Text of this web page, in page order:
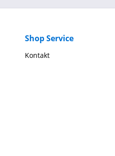
Shop Service
Kontakt